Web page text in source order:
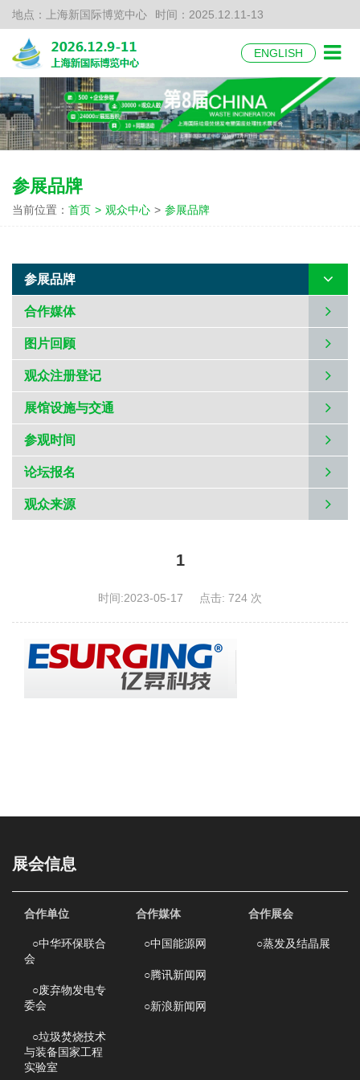
地点：上海新国际博览中心 时间：2025.12.11-13
ENGLISH
参展品牌
当前位置： 首页 > 观众中心 > 参展品牌
参展品牌
合作媒体
图片回顾
观众注册登记
展馆设施与交通
参观时间
论坛报名
观众来源
1
时间:2023-05-17 点击: 724 次
展会信息
合作单位
○中华环保联合
会
○废弃物发电专
委会
○垃圾焚烧技术
与装备国家工程
实验室
合作媒体
○中国能源网
○腾讯新闻网
○新浪新闻网
合作展会
○蒸发及结晶展